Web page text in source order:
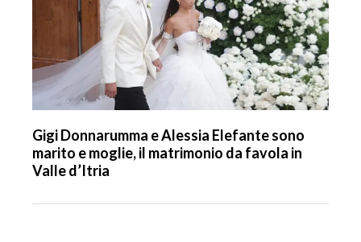
Gigi Donnarumma e Alessia Elefante sono
marito e moglie, il matrimonio da favola in
Valle d’Itria